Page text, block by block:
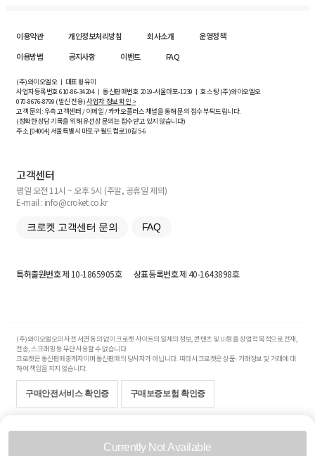
Currently Not Available
이용약관 개인정보처리방침 회사소개
운영정책
이용방법
공지사항 이벤트 FAQ
(주)와이오엘오 ㅣ 대표 황유미
사업자등록번호610-86-34204ㅣ 통신판매번호 2019-서울마포-1239 ㅣ 호스팅 (주)와이오엘오
070-8676-8799 (발신 전용)사업자 정보 확인 >
고객 문의: 우측 고객센터 / 이메일 / 카카오플러스 채널을 통해 문의 접수 부탁드립니다.
(정확한 상담 기록을 위해 유선상 문의는 접수받고 있지 않습니다)
주소 [04004] 서울특별시 마포구 월드컵로10길5-6
고객센터
평일 오전 11시 ~ 오후 5시 (주말, 공휴일 제외)
E-mail : info@croket.co.kr
크로켓 고객센터 문의 FAQ
특허출원번호제 10-1865905호 상표등록번호제 40-1643898호
(주)와이오엘오의 사전 서면 동의 없이 크로켓 사이트의 일체의 정보, 콘텐츠 및 UI등을 상업적 목적으로 전재,
전송, 스크래핑 등 무단 사용할 수 없습니다.
크로켓은 통신판매중개자이며 통신판매의 당사자가 아닙니다. 따라서 크로켓은 상품·거래정보 및 거래에 대
하여 책임을 지지 않습니다.
구매안전서비스 확인증 구매보증보험 확인증